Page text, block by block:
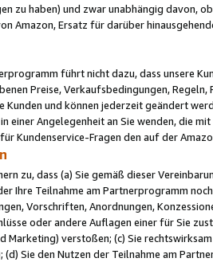
zu haben) und zwar unabhängig davon,
Amazon, Ersatz für darüber
führt nicht dazu, dass unsere
Preise, Verkaufsbedingungen,
und können jederzeit geändert
einer Angelegenheit an Sie wenden, die
Kundenservice-Fragen den auf der
zu, dass (a) Sie gemäß dieser
Ihre Teilnahme am Partnerprogramm
Vorschriften, Anordnungen,
oder andere Auflagen einer für Sie
Marketing) verstoßen; (c) Sie
(d) Sie den Nutzen der Teilnahme am